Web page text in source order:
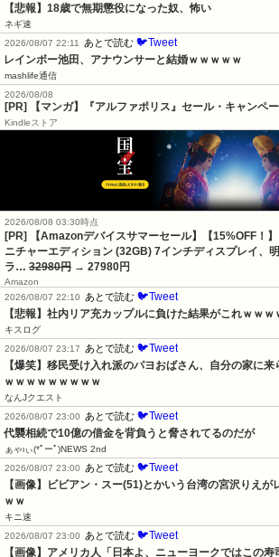
【悲報】18歳で無期懲役になった奴、怖い
ネギ速
2026/08/07 22:11
あとで読む 🐦Tweet
レインボー池田、アナウンサーと結婚ｗｗｗｗｗ
mashlife通信
2026/08/08
[PR] 【マンガ】『アルファポリス』セール・キャンペ
Kindleストア
2026/08/08 03:30時点
[PR] 【Amazonデバイスサマーセール】【15%OFF！
ニチャーエディション (32GB) 7インチディスプレイ、
ラ… 32980円 → 27980円
Amazon
2026/08/07 22:10
あとで読む 🐦Tweet
【悲報】社内リア充カップルに負けた結果がこれｗｗｗ
キスログ
2026/08/07 23:17
あとで読む 🐦Tweet
【爆笑】移民受け入れ派のパヨおばさん、自分の家に
ｗｗｗｗｗｗｗｗｗ
なんJクエスト
2026/08/07 23:00
あとで読む 🐦Tweet
代襲相続で10億の借金を背負うと脅されてるのだが
ぁゃιぃ(*ﾟーﾟ)NEWS 2nd
2026/08/07 23:00
あとで読む 🐦Tweet
【画像】ビビアン・スー(51)とかいう台湾の宮沢りえが
ｗｗ
キニ速
2026/08/07 23:00
あとで読む 🐦Tweet
【画像】アメリカ人「日本よ、ニューヨークではこの寿